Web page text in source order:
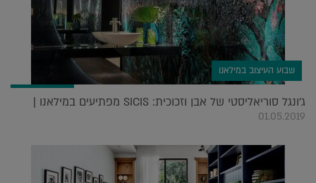
שבוע העיצוב במילאנו
ג'ונגל סוריאליסטי של אבן וזכוכית: SICIS מפתיעים במילאנו |
01.05.2019